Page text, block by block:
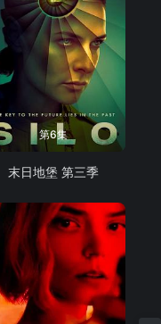
第6集
末日地堡 第三季